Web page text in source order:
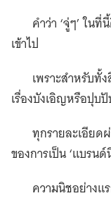
คำว่า ‘จู่ๆ’ ใน
เข้าไป
เพราะสำหรับทั้
เรื่องบังเอิญหรือปุบ
ทุกรายละเอียด
ของการเป็น ‘แบรนด์
ความนิชอย่างแ